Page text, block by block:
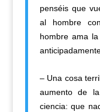
penséis que
al hombre
hombre ama
– Una cosa
aumento de
ciencia: que